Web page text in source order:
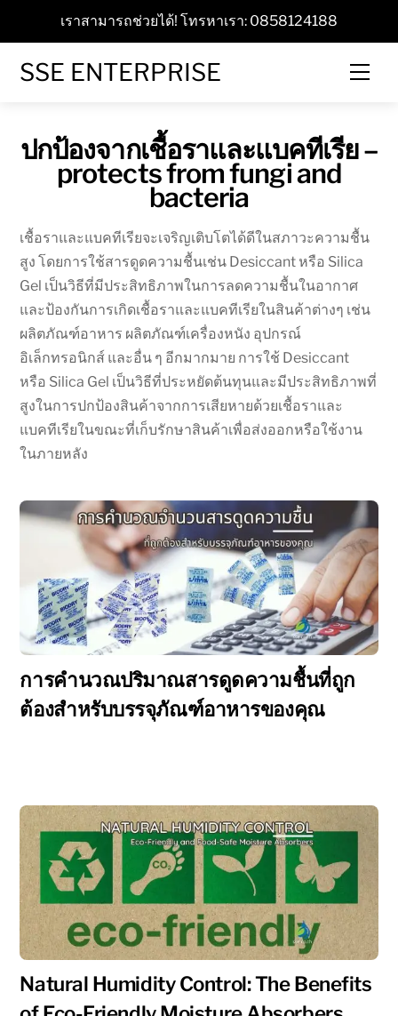
content
เราสามารถช่วยได้! โทรหาเรา: 0858124188
SSE ENTERPRISE
ปกป้องจากเชื้อราและแบคทีเรีย –
protects from fungi and
bacteria
เชื้อราและแบคทีเรียจะเจริญเติบโตได้ดีในสภาวะความชื้น
สูง โดยการใช้สารดูดความชื้นเช่น Desiccant หรือ Silica
Gel เป็นวิธีที่มีประสิทธิภาพในการลดความชื้นในอากาศ
และป้องกันการเกิดเชื้อราและแบคทีเรียในสินค้าต่างๆ เช่น
ผลิตภัณฑ์อาหาร ผลิตภัณฑ์เครื่องหนัง อุปกรณ์
อิเล็กทรอนิกส์ และอื่น ๆ อีกมากมาย การใช้ Desiccant
หรือ Silica Gel เป็นวิธีที่ประหยัดต้นทุนและมีประสิทธิภาพที่
สูงในการปกป้องสินค้าจากการเสียหายด้วยเชื้อราและ
แบคทีเรียในขณะที่เก็บรักษาสินค้าเพื่อส่งออกหรือใช้งาน
ในภายหลัง
การคำนวณปริมาณสารดูดความชื้นที่ถูก
ต้องสำหรับบรรจุภัณฑ์อาหารของคุณ
Natural Humidity Control: The Benefits